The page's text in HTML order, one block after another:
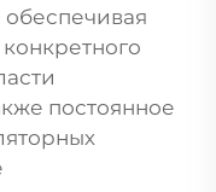
обеспечивая
постоянное